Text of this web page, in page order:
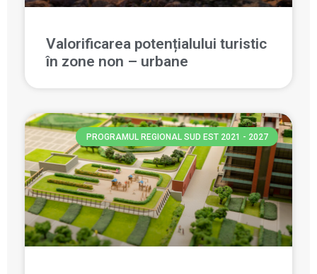
Valorificarea potențialului turistic
în zone non – urbane
PROGRAMUL REGIONAL SUD EST 2021 - 2027